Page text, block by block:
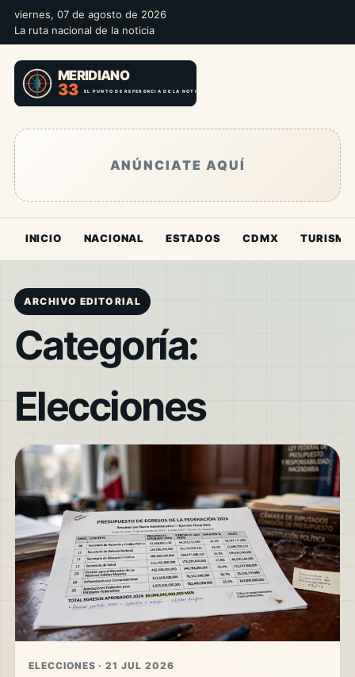
viernes, 07 de agosto de 2026
La ruta nacional de la noticia
ANÚNCIATE AQUÍ
INICIO NACIONAL ESTADOS CDMX TURISMO
ARCHIVO EDITORIAL
Categoría:
Elecciones
ELECCIONES · 21 JUL 2026